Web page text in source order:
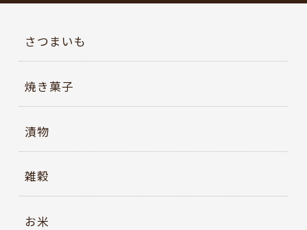
さつまいも
焼き菓子
漬物
雑穀
お米